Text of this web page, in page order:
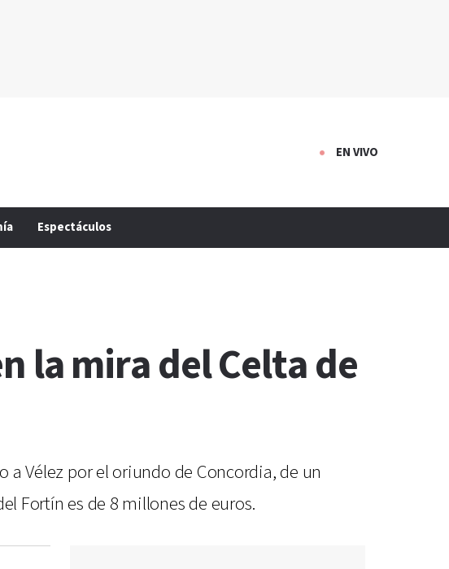
EN VIVO
Espectáculos
la mira del Celta de
Vélez por el oriundo de Concordia, de un
Fortín es de 8 millones de euros.